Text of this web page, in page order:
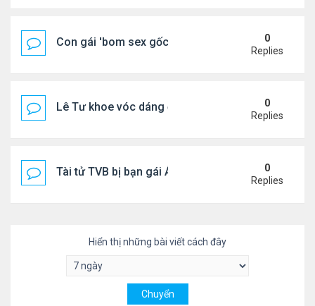
Con gái 'bom sex gốc Việt' đón tuổi 18
0
Replies
Lê Tư khoe vóc dáng ở châu Âu
0
Replies
Tài tử TVB bị bạn gái Á hậu phản bội giờ ra sao?
0
Replies
Hiển thị những bài viết cách đây